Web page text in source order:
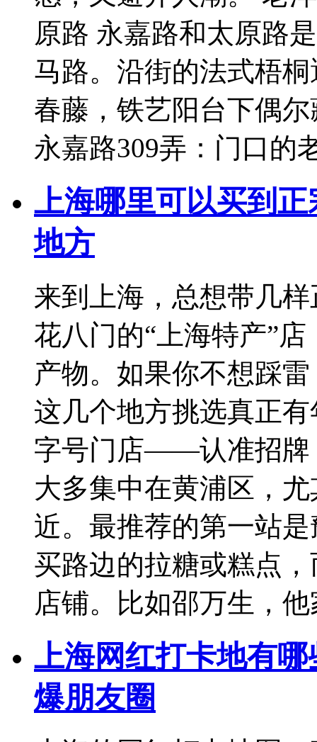
原路 永嘉路和太原路
马路。沿街的法式梧
春藤，铁艺阳台下偶
永嘉路309弄：门口的
上海哪里可以买到
地方
来到上海，总想带几
花八门的“上海特产”
产物。如果你不想踩
这几个地方挑选真正
字号门店——认准招牌
大多集中在黄浦区，
近。最推荐的第一站
买路边的拉糖或糕点
店铺。比如邵万生，
上海网红打卡地有
爆朋友圈